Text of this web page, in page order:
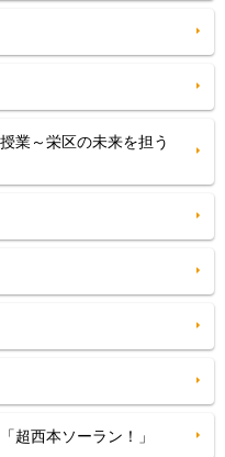
業～栄区の未来を担う
超西本ソーラン！」